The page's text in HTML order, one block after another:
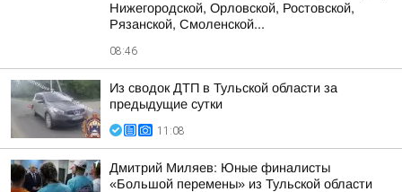
Нижегородской, Орловской, Ростовской,
Рязанской, Смоленской...
08:46
Из сводок ДТП в Тульской области за
предыдущие сутки
11:08
Дмитрий Миляев: Юные финалисты
«Большой перемены» из Тульской области